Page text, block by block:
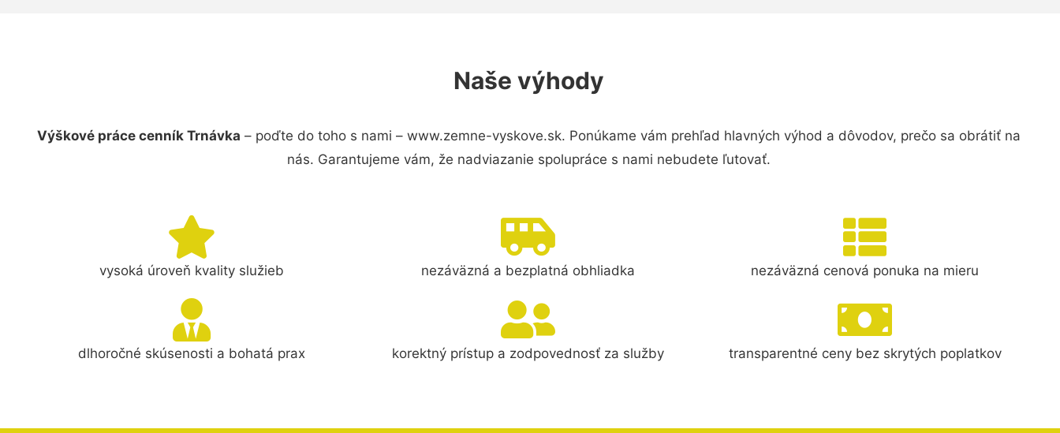
Naše výhody
Výškové práce cenník Trnávka – poďte do toho s nami – www.zemne-vyskove.sk. Ponúkame vám prehľad hlavných výhod a dôvodov, prečo sa obrátiť na
nás. Garantujeme vám, že nadviazanie spolupráce s nami nebudete ľutovať.
vysoká úroveň kvality služieb nezáväzná a bezplatná obhliadka nezáväzná cenová ponuka na mieru
dlhoročné skúsenosti a bohatá prax korektný prístup a zodpovednosť za služby transparentné ceny bez skrytých poplatkov